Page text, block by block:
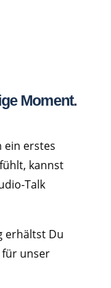
Moment.
ein erstes
kannst
Talk
erhältst Du
für unser